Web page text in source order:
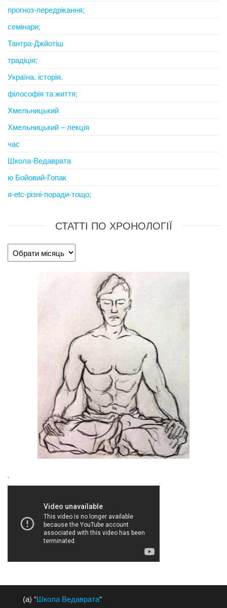
прогноз-передрікання;
семінари;
Тантра-Джйотіш
традіція;
Україна. історія.
філософія та життя;
Хмельницький
Хмельницький – лекція
час
Школа-Ведаврата
ю Бойовий-Гопак
я-etc-різні-поради-тощо;
СТАТТІ ПО ХРОНОЛОГІЇ
Статті
по
`
(а) “Школа Ведаврата“